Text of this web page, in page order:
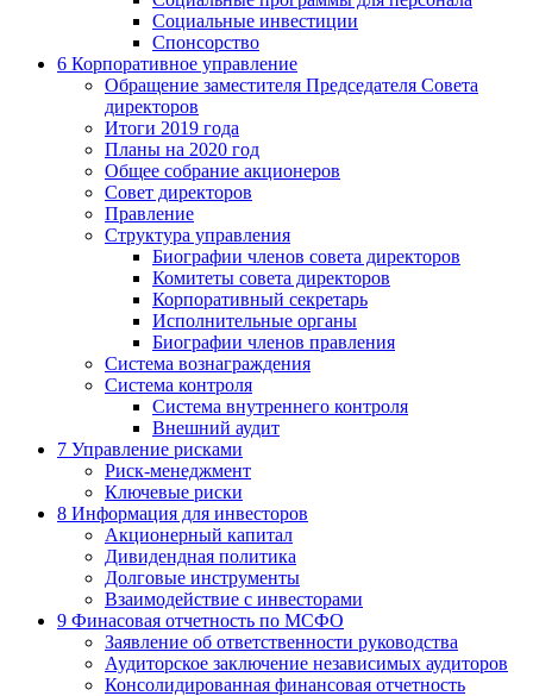
Социальные инвестиции
Спонсорство
6 Корпоративное управление
Обращение заместителя Председателя Совета
директоров
Итоги 2019 года
Планы на 2020 год
Общее собрание акционеров
Совет директоров
Правление
Структура управления
Биографии членов совета директоров
Комитеты совета директоров
Корпоративный секретарь
Исполнительные органы
Биографии членов правления
Система вознаграждения
Система контроля
Система внутреннего контроля
Внешний аудит
7 Управление рисками
Риск-менеджмент
Ключевые риски
8 Информация для инвесторов
Акционерный капитал
Дивидендная политика
Долговые инструменты
Взаимодействие с инвеcторами
9 Финасовая отчетность по МСФО
Заявление об ответственности руководства
Аудиторское заключение независимых аудиторов
Консолидированная финансовая отчетность